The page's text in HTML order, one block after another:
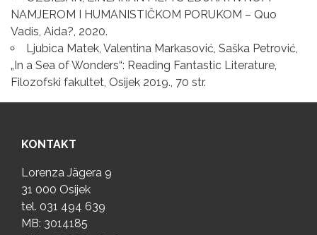
NAMJEROM I HUMANISTIČKOM PORUKOM – Quo
Vadis, Aida?, 2020.
Ljubica Matek, Valentina Markasović, Saška Petrović,
„In a Sea of Wonders“: Reading Fantastic Literature,
Filozofski fakultet, Osijek 2019., 70 str.
KONTAKT
Lorenza Jägera 9
31 000 Osijek
tel. 031 494 639
MB: 3014185